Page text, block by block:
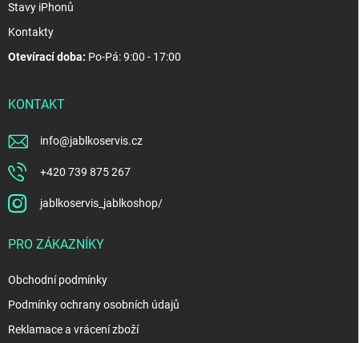
Stavy iPhonů
Kontakty
Otevírací doba: Po-Pá: 9:00 - 17:00
KONTAKT
info@jablkoservis.cz
+420 739 875 267
jablkoservis_jablkoshop/
PRO ZÁKAZNÍKY
Obchodní podmínky
Podmínky ochrany osobních údajů
Reklamace a vrácení zboží